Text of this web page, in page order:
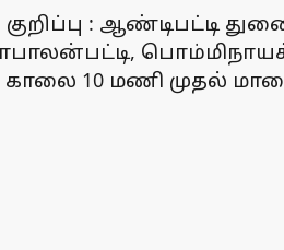
: ஆண்டிபட்டி
10 மணி முதல்